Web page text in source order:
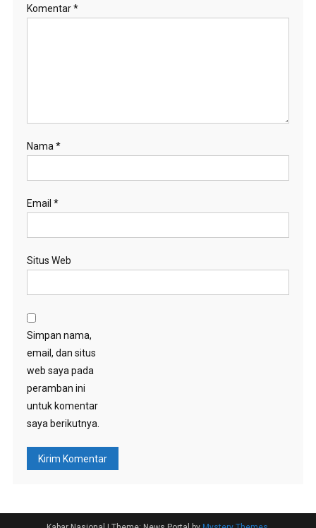
Komentar*
Nama *
Email *
Situs Web
Simpan nama,
email, dan situs
web saya pada
peramban ini
untuk komentar
saya berikutnya.